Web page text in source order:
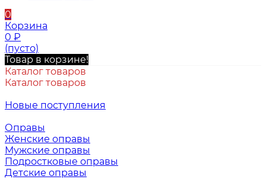
0
Корзина
0 ₽
(пусто)
Товар в корзине!
Каталог товаров
Каталог товаров
Новые поступления
Оправы
Женские оправы
Мужские оправы
Подростковые оправы
Детские оправы